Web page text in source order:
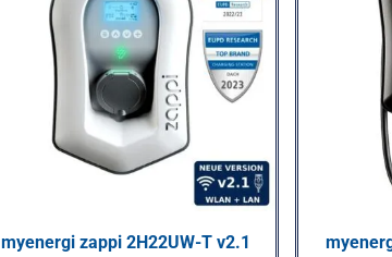
myenergi zappi 2H22UW-T v2.1